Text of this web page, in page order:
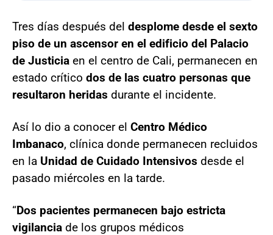
Tres días después del desplome desde el sexto
piso de un ascensor en el edificio del Palacio
de Justicia en el centro de Cali, permanecen en
estado crítico dos de las cuatro personas que
resultaron heridas durante el incidente.
Así lo dio a conocer el Centro Médico
Imbanaco, clínica donde permanecen recluidos
en la Unidad de Cuidado Intensivos desde el
pasado miércoles en la tarde.
“Dos pacientes permanecen bajo estricta
vigilancia de los grupos médicos